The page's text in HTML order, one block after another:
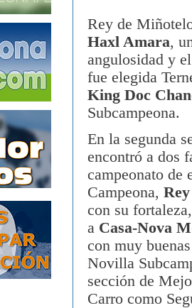
Rey de
Haxl Amara,
angulosidad y
fue elegida
King Doc
Subcampeona.
En la segunda
encontró a dos
campeonato de
Campeona,
con su
a Casa-Nova
con muy
Novilla
sección de
Carro como